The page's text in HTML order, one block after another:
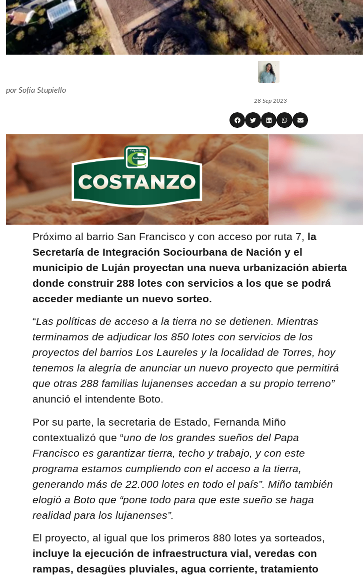
porSofía Stupiello
28 Sep 2023
Próximo al barrio San Francisco y con acceso por ruta 7, la
Secretaría de Integración Sociourbana de Nación y el
municipio de Luján proyectan una nueva urbanización abierta
donde construir 288 lotes con servicios a los que se podrá
acceder mediante un nuevo sorteo.
“Las políticas de acceso a la tierra no se detienen. Mientras
terminamos de adjudicar los 850 lotes con servicios de los
proyectos del barrios Los Laureles y la localidad de Torres, hoy
tenemos la alegría de anunciar un nuevo proyecto que permitirá
que otras 288 familias lujanenses accedan a su propio terreno”
anunció el intendente Boto.
Por su parte, la secretaria de Estado, Fernanda Miño
contextualizó que “uno de los grandes sueños del Papa
Francisco es garantizar tierra, techo y trabajo, y con este
programa estamos cumpliendo con el acceso a la tierra,
generando más de 22.000 lotes en todo el país”. Miño también
elogió a Boto que “pone todo para que este sueño se haga
realidad para los lujanenses”.
El proyecto, al igual que los primeros 880 lotes ya sorteados,
incluye la ejecución de infraestructura vial, veredas con
rampas, desagües pluviales, agua corriente, tratamiento